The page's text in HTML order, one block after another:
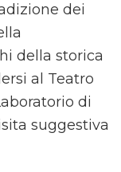
dei
della storica
al Teatro
di
suggestiva